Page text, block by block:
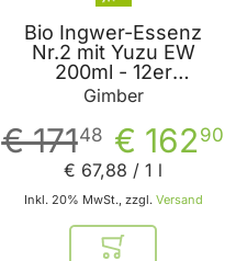
Bio Ingwer-Essenz
Nr.2 mit Yuzu EW
200ml - 12er
Vorteilspack von
Gimber
Gimber
€ 16290
€ 17148
Inkl. 20% MwSt., zzgl. Versand
€ 67,88 / 1 l
In den